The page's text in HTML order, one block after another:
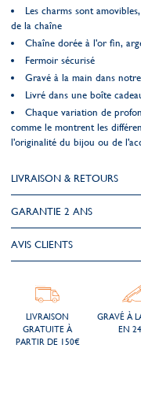
Les charms sont
de la chaîne
Chaîne dorée à l'or fin,
Fermoir sécurisé
Gravé à la main dans
Livré dans une boîte
Chaque variation de
comme le montrent les
l'originalité du bijou ou de
LIVRAISON & RETOURS
GARANTIE 2 ANS
AVIS CLIENTS
LIVRAISON
GRATUITE À
PARTIR DE 150€
GRAVÉ À
EN